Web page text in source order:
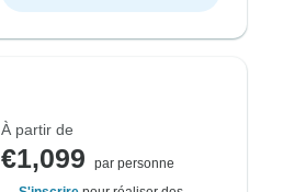
À partir de
€1,099
par personne